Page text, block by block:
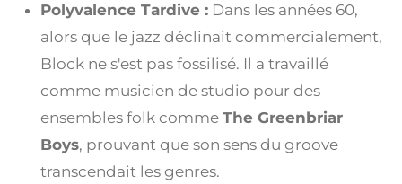
Polyvalence Tardive : Dans les années 60,
alors que le jazz déclinait commercialement,
Block ne s'est pas fossilisé. Il a travaillé
comme musicien de studio pour des
ensembles folk comme The Greenbriar
Boys, prouvant que son sens du groove
transcendait les genres.